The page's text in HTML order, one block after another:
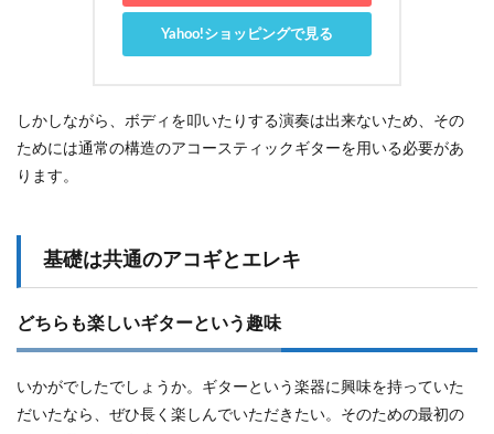
Yahoo!ショッピングで見る
しかしながら、ボディを叩いたりする演奏は出来ないため、その
ためには通常の構造のアコースティックギターを用いる必要があ
ります。
基礎は共通のアコギとエレキ
どちらも楽しいギターという趣味
いかがでしたでしょうか。ギターという楽器に興味を持っていた
だいたなら、ぜひ長く楽しんでいただきたい。そのための最初の